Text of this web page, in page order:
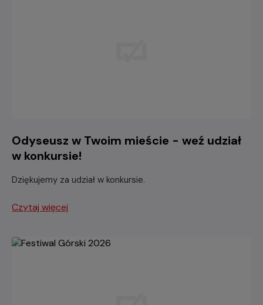
Odyseusz w Twoim mieście - weź udział
w konkursie!
Dziękujemy za udział w konkursie.
Czytaj więcej